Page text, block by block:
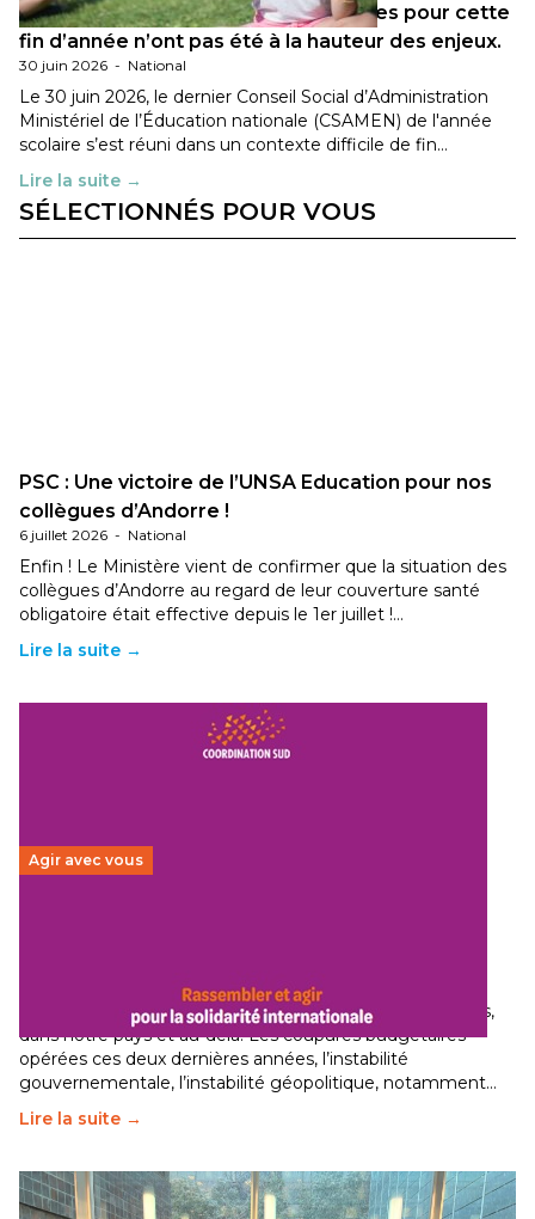
Les décisions ministérielles attendues pour cette
fin d’année n’ont pas été à la hauteur des enjeux.
30 juin 2026 - National
Le 30 juin 2026, le dernier Conseil Social d’Administration
Ministériel de l’Éducation nationale (CSAMEN) de l'année
scolaire s’est réuni dans un contexte difficile de fin…
Lire la suite →
SÉLECTIONNÉS POUR VOUS
PSC : Une victoire de l’UNSA Education pour nos
collègues d’Andorre !
6 juillet 2026 - National
Enfin ! Le Ministère vient de confirmer que la situation des
collègues d’Andorre au regard de leur couverture santé
obligatoire était effective depuis le 1er juillet !…
Lire la suite →
Agir avec vous
Le secteur humanitaire connaît des difficultés profondes,
dans notre pays et au-delà. Les coupures budgétaires
opérées ces deux dernières années, l’instabilité
gouvernementale, l’instabilité géopolitique, notamment…
Lire la suite →